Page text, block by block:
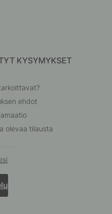
KYSYMYKSET
ehdot
olevaa tilausta